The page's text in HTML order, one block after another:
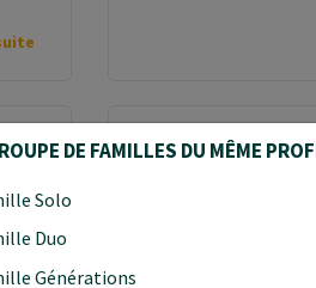
DE FAMILLES DU MÊME
Solo
Duo
Générations
Quelle